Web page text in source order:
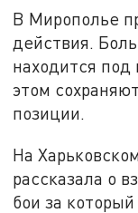
В Мирополье
действия.
находится
этом
позиции.
На
рассказала о
бои за